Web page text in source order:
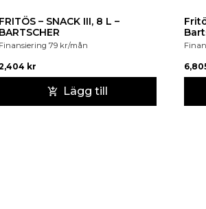
FRITÖS – SNACK III, 8 L –
BARTSCHER
Finansiering 79 kr/mån
kr
Lägg till